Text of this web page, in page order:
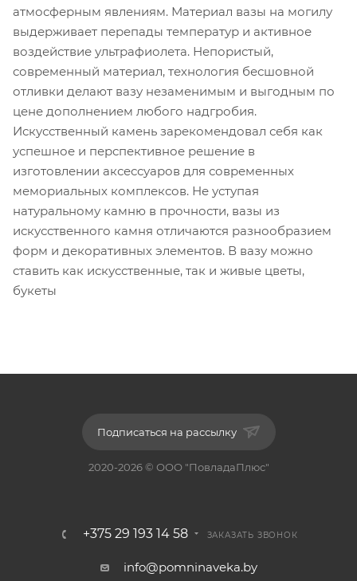
атмосферным явлениям. Материал вазы на могилу
выдерживает перепады температур и активное
воздействие ультрафиолета. Непористый,
современный материал, технология бесшовной
отливки делают вазу незаменимым и выгодным по
цене дополнением любого надгробия.
Искусственный камень зарекомендовал себя как
успешное и перспективное решение в
изготовлении аксессуаров для современных
мемориальных комплексов. Не уступая
натуральному камню в прочности, вазы из
искусственного камня отличаются разнообразием
форм и декоративных элементов. В вазу можно
ставить как искусственные, так и живые цветы,
букеты
Подписаться на рассылку
2020-2026 © ООО "ПовладаПлюс"
+375 29 193 14 58 ЗАКАЗАТЬ ЗВОНОК
info@pomninaveka.by